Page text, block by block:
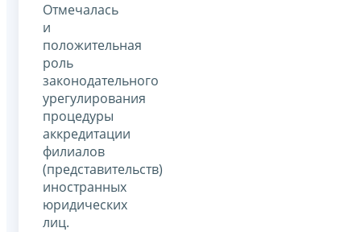
Отмечалась
и
положительная
роль
законодательного
урегулирования
процедуры
аккредитации
филиалов
(представительств)
иностранных
юридических
лиц.